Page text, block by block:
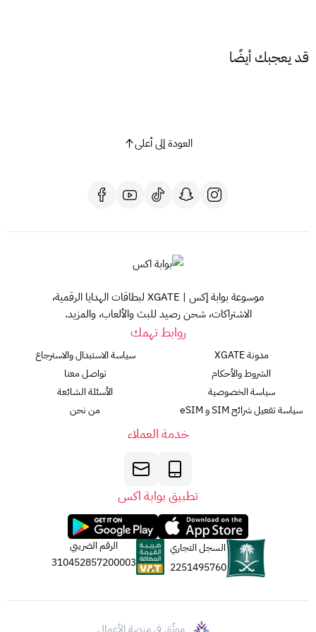
قد يعجبك أيضًا
العودة إلى أعلى
موسوعة بوابة إكس | XGATE لبطاقات الهدايا الرقمية،
الاشتراكات، شحن رصيد للبث والألعاب، والمزيد.
روابط تهمك
مدونة XGATE
الشروط والأحكام
سياسة الخصوصية
سياسة تفعيل شرائح SIM و eSIM
سياسة الاستبدال والاسترجاع
تواصل معنا
الأسئلة الشائعة
من نحن
خدمة العملاء
تطبيق بوابة اكس
السجل التجاري
2251495760
الرقم الضريبي
310452857200003